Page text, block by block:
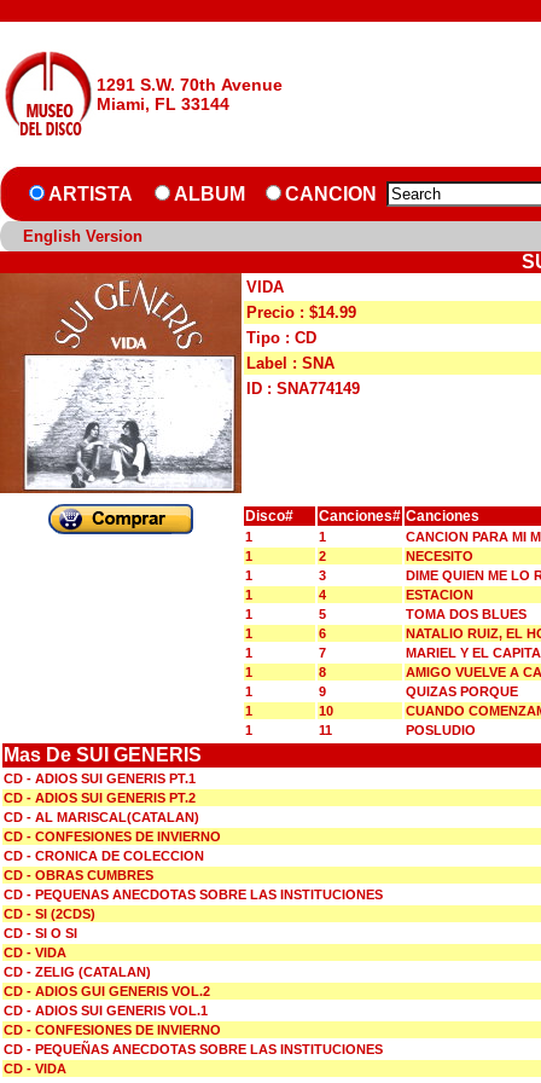
1291 S.W. 70th Avenue
Miami, FL 33144
ARTISTA ALBUM CANCION
English Version
VIDA
Precio : $14.99
Tipo : CD
Label : SNA
ID : SNA774149
Disco# Canciones# Canciones
1 1
CANCION PARA MI
1
2
NECESITO
1
3
DIME QUIEN ME LO
1
4
ESTACION
1
5
TOMA DOS BLUES
1
6
NATALIO RUIZ, EL
1
7
MARIEL Y EL
1
8
AMIGO VUELVE A
1
9
QUIZAS PORQUE
1
10
CUANDO
1
11 POSLUDIO
Mas De SUI GENERIS
CD - ADIOS SUI GENERIS PT.1
CD - ADIOS SUI GENERIS PT.2
CD - AL MARISCAL(CATALAN)
CD - CONFESIONES DE INVIERNO
CD - CRONICA DE COLECCION
CD - OBRAS CUMBRES
CD - PEQUENAS ANECDOTAS SOBRE LAS INSTITUCIONES
CD - SI (2CDS)
CD - SI O SI
CD - VIDA
CD - ZELIG (CATALAN)
CD - ADIOS GUI GENERIS VOL.2
CD - ADIOS SUI GENERIS VOL.1
CD - CONFESIONES DE INVIERNO
CD - PEQUEÑAS ANECDOTAS SOBRE LAS INSTITUCIONES
CD - VIDA